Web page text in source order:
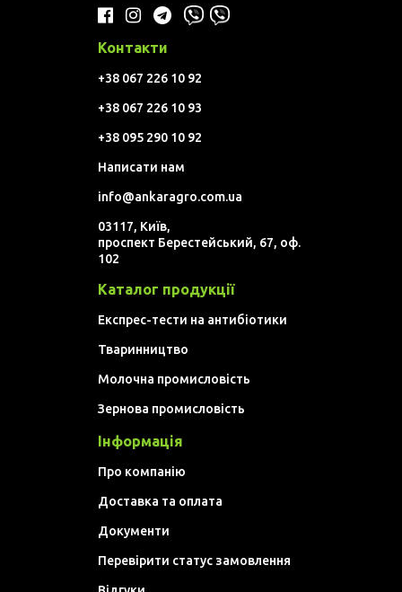
Контакти
+38 067 226 10 92
+38 067 226 10 93
+38 095 290 10 92
Написати нам
info@ankaragro.com.ua
03117, Київ,
проспект Берестейський, 67, оф.
102
Каталог продукції
Експрес-тести на антибіотики
Тваринництво
Молочна промисловість
Зернова промисловість
Інформація
Про компанію
Доставка та оплата
Документи
Перевірити статус замовлення